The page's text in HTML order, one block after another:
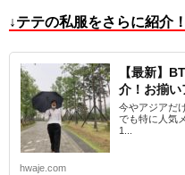
↓テテの私服をさらに紹介
【最新】
介！お揃い
今やアジアだ
でも特に人気
1...
hwaje.com